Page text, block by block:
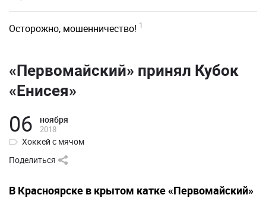
Осторожно, мошенничество! 1
«Первомайский» принял Кубок
«Енисея»
06 ноября
2018
Хоккей с мячом
Поделиться
В Красноярске в крытом катке «Первомайский»